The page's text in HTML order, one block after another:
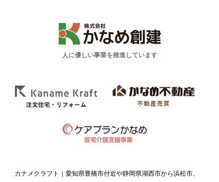
人に優しい事業を推進しています
カナメクラフト ｜愛知県豊橋市付近や静岡県湖西市から浜松市、